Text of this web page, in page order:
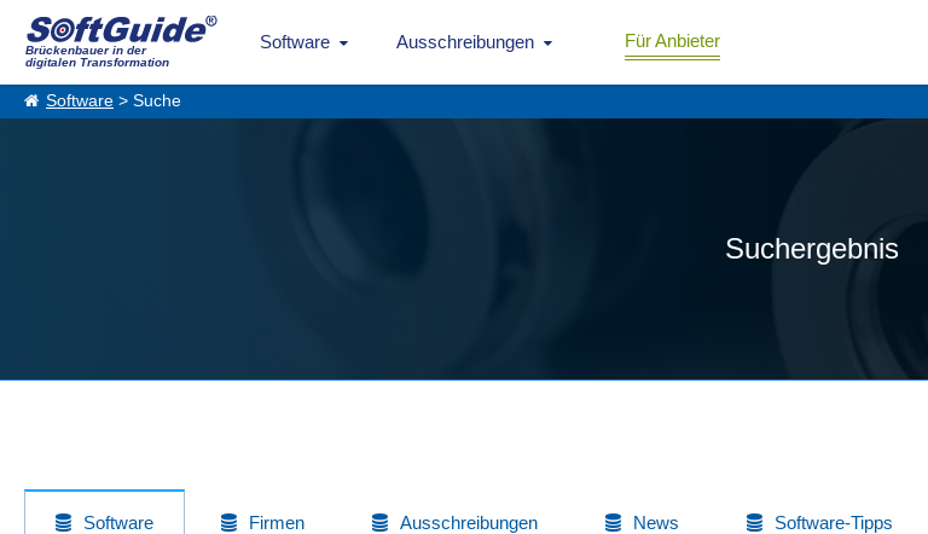
Brückenbauer in der
digitalen Transformation
Software Ausschreibungen Für Anbieter
Software > Suche
Suchergebnis
Software Firmen Ausschreibungen News Software-Tipps